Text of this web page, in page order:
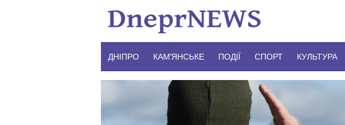
ДНІПРО КАМ’ЯНСЬКЕ ПОДІЇ СПОРТ КУЛЬТУРА